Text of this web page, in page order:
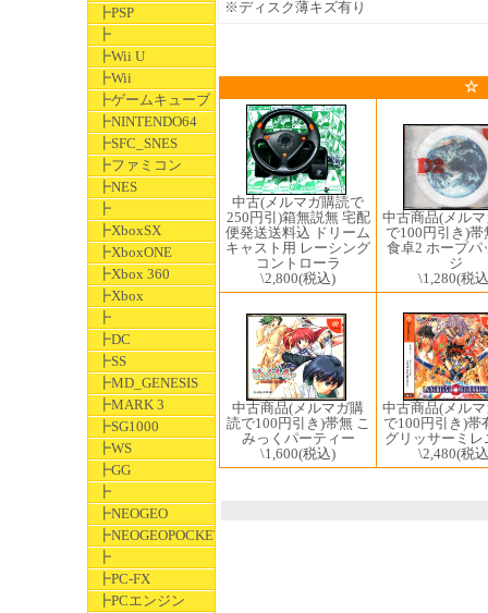
┣PSP
┣
┣Wii U
┣Wii
┣ゲームキューブ
┣NINTENDO64
┣SFC_SNES
┣ファミコン
┣NES
┣
┣XboxSX
┣XboxONE
┣Xbox 360
┣Xbox
┣
┣DC
┣SS
┣MD_GENESIS
┣MARK 3
┣SG1000
┣WS
┣GG
┣
┣NEOGEO
┣NEOGEOPOCKET
┣
┣PC-FX
┣PCエンジン
※ディスク薄キズ有り
☆
中古(メルマガ購読で
250円引)箱無説無 宅配
便発送送料込 ドリーム
キャスト用 レーシング
コントローラ
\2,800(税込)
中古商品(メル
で100円引き)帯
食卓2 ホープパ
ジ
\1,280(税
中古商品(メルマガ購
読で100円引き)帯無 こ
みっくパーティー
\1,600(税込)
中古商品(メル
で100円引き)帯
グリッサーミレ
\2,480(税